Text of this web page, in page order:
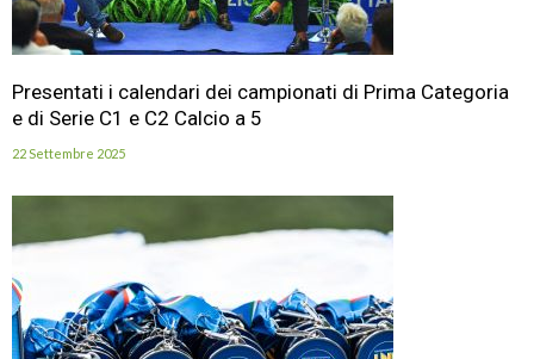
Presentati i calendari dei campionati di Prima Categoria
e di Serie C1 e C2 Calcio a 5
22 Settembre 2025